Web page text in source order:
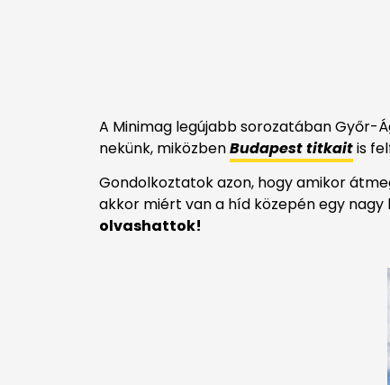
A Minimag legújabb sorozatában Győr-
nekünk, miközbenBudapest titkaitis
Gondolkoztatok azon, hogy amikor
akkor miért van a híd közepén egy nagy
olvashattok!